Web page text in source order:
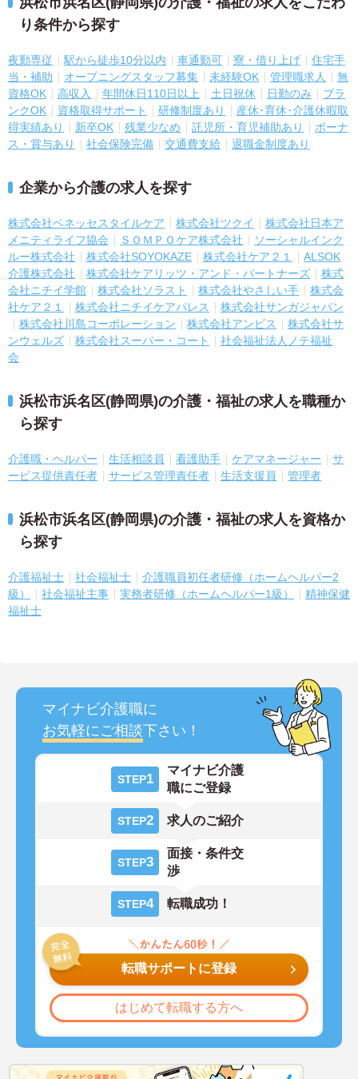
り条件から探す
夜勤専従 駅から徒歩10分以内 車通勤可 寮・借り上げ
住宅手
当・補助
オープニングスタッフ募集 未経験OK 管理職求人
無
資格OK
高収入 年間休日110日以上 土日祝休 日勤のみ
ブラ
ンクOK
資格取得サポート 研修制度あり
産休･育休･介護休暇取
得実績あり
新卒OK 残業少なめ 託児所・育児補助あり
ボーナ
ス・賞与あり
社会保険完備 交通費支給 退職金制度あり
企業から介護の求人を探す
株式会社ベネッセスタイルケア 株式会社ツクイ
株式会社日本ア
メニティライフ協会
ＳＯＭＰＯケア株式会社
ソーシャルインク
ルー株式会社
株式会社SOYOKAZE 株式会社ケア２１
ALSOK
介護株式会社
株式会社ケアリッツ・アンド・パートナーズ
株式
会社ニチイ学館
株式会社ソラスト 株式会社やさしい手
株式会
社ケア２１
株式会社ニチイケアパレス
株式会社サンガジャパン
株式会社川島コーポレーション
株式会社アンビス
株式会社サ
ンウェルズ
株式会社スーパー・コート
社会福祉法人ノテ福祉
会
浜松市浜名区(静岡県)の介護・福祉の求人を職種か
ら探す
介護職・ヘルパー 生活相談員 看護助手 ケアマネージャー
サ
ービス提供責任者
サービス管理責任者 生活支援員 管理者
浜松市浜名区(静岡県)の介護・福祉の求人を資格か
ら探す
介護福祉士 社会福祉士
介護職員初任者研修（ホームヘルパー2
級）
社会福祉主事 実務者研修（ホームヘルパー1級）
精神保健
福祉士
マイナビ介護職に
お気軽にご相談下さい！
STEP1
マイナビ介護
職にご登録
STEP2 求人のご紹介
STEP3
面接・条件交
渉
STEP4 転職成功！
転職サポートに登録
はじめて転職する方へ